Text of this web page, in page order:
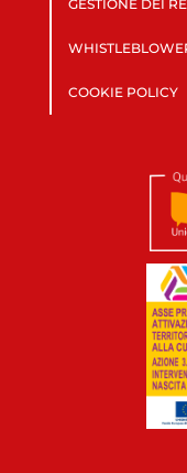
GESTIONE DEI
COOKIE POLICY